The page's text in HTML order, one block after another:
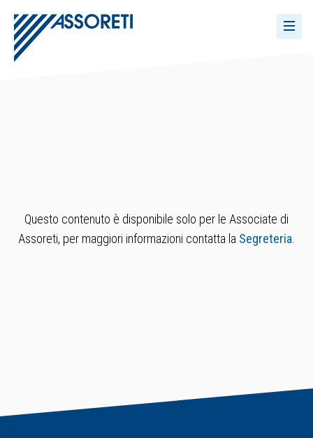
Questo contenuto è disponibile solo per le Associate di
Assoreti, per maggiori informazioni contatta la Segreteria